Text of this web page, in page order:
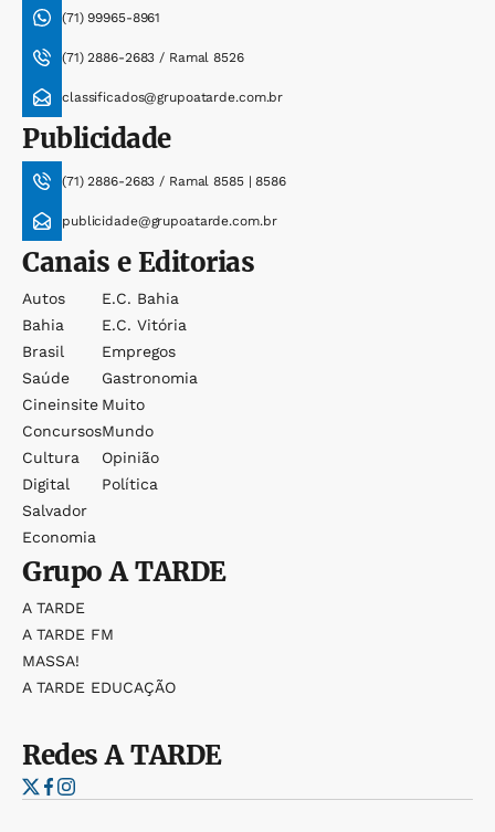
(71) 99965-8961
(71) 2886-2683 / Ramal 8526
classificados@grupoatarde.com.br
Publicidade
(71) 2886-2683 / Ramal 8585 | 8586
publicidade@grupoatarde.com.br
Canais e Editorias
Autos
Bahia
Brasil
Saúde
Cineinsite
Concursos
Cultura
Digital
Salvador
Economia
E.c. Bahia
E.c. Vitória
Empregos
Gastronomia
Muito
Mundo
Opinião
Política
GrupoA TARDE
A TARDE
A TARDE FM
MASSA!
A TARDE EDUCAÇÃO
RedesA TARDE